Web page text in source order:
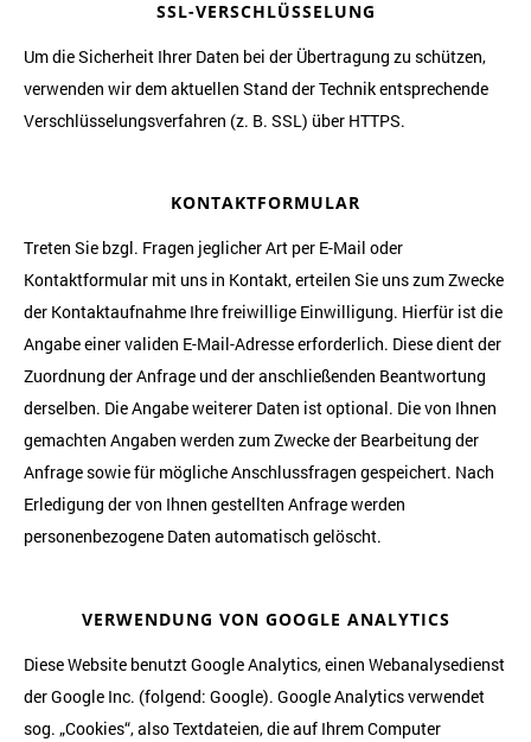
SSL-VERSCHLÜSSELUNG
Um die Sicherheit Ihrer Daten bei der Übertragung zu schützen,
verwenden wir dem aktuellen Stand der Technik entsprechende
Verschlüsselungsverfahren (z. B. SSL) über HTTPS.
KONTAKTFORMULAR
Treten Sie bzgl. Fragen jeglicher Art per E-Mail oder
Kontaktformular mit uns in Kontakt, erteilen Sie uns zum Zwecke
der Kontaktaufnahme Ihre freiwillige Einwilligung. Hierfür ist die
Angabe einer validen E-Mail-Adresse erforderlich. Diese dient der
Zuordnung der Anfrage und der anschließenden Beantwortung
derselben. Die Angabe weiterer Daten ist optional. Die von Ihnen
gemachten Angaben werden zum Zwecke der Bearbeitung der
Anfrage sowie für mögliche Anschlussfragen gespeichert. Nach
Erledigung der von Ihnen gestellten Anfrage werden
personenbezogene Daten automatisch gelöscht.
VERWENDUNG VON GOOGLE ANALYTICS
Diese Website benutzt Google Analytics, einen Webanalysedienst
der Google Inc. (folgend: Google). Google Analytics verwendet
sog. „Cookies“, also Textdateien, die auf Ihrem Computer